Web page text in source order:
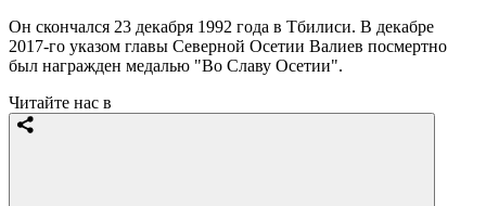
Он скончался 23 декабря 1992 года в Тбилиси. В декабре
2017-го указом главы Северной Осетии Валиев посмертно
был награжден медалью "Во Славу Осетии".
Читайте нас в